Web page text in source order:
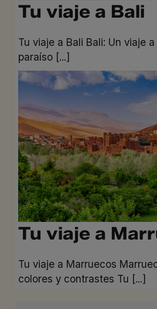
Tu viaje a Bali
Tu viaje a Bali Bali: Un viaje
paraíso [...]
Tu viaje a
Tu viaje a Marruecos
colores y contrastes Tu [...]